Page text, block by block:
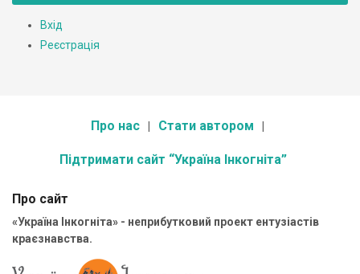
Вхід
Реєстрація
Про нас Стати автором
Підтримати сайт “Україна Інкогніта”
Про сайт
«Україна Інкогніта» - неприбутковий проект ентузіастів
краєзнавства.